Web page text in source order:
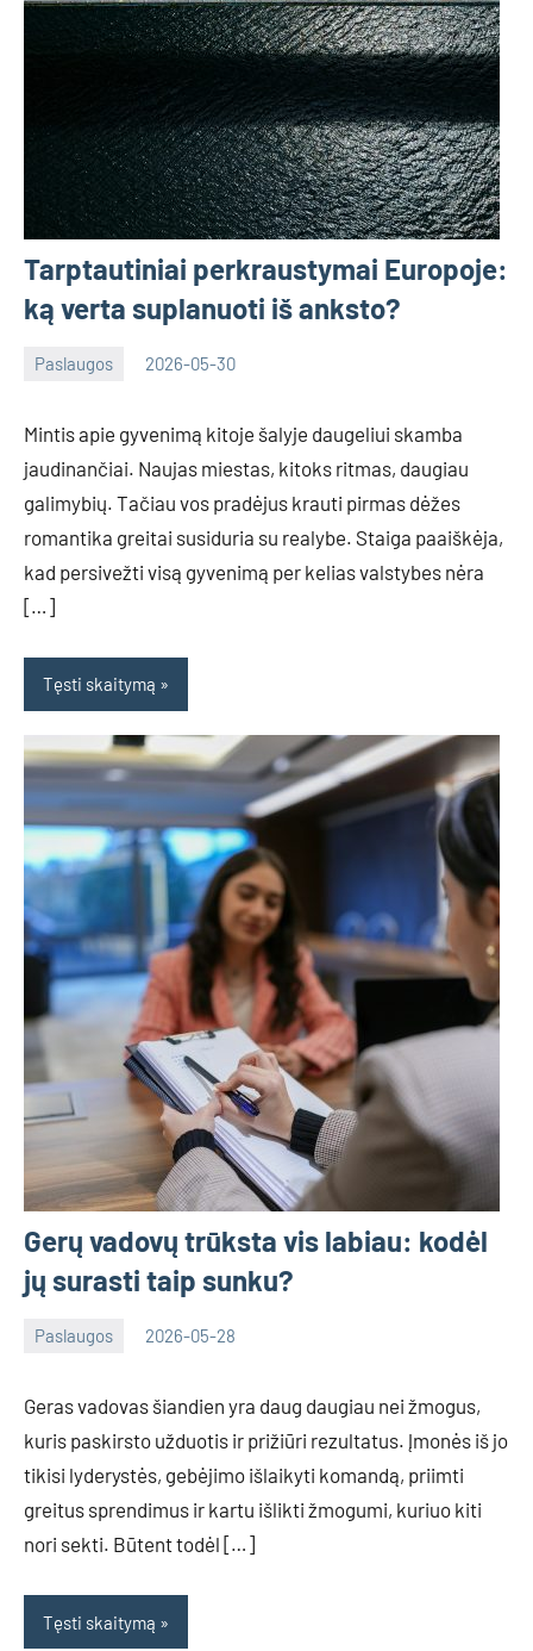
Tarptautiniai perkraustymai Europoje:
ką verta suplanuoti iš anksto?
Paslaugos 2026-05-30
Mintis apie gyvenimą kitoje šalyje daugeliui skamba
jaudinančiai. Naujas miestas, kitoks ritmas, daugiau
galimybių. Tačiau vos pradėjus krauti pirmas dėžes
romantika greitai susiduria su realybe. Staiga paaiškėja,
kad persivežti visą gyvenimą per kelias valstybes nėra
[…]
Tęsti skaitymą
Gerų vadovų trūksta vis labiau: kodėl
jų surasti taip sunku?
Paslaugos 2026-05-28
Geras vadovas šiandien yra daug daugiau nei žmogus,
kuris paskirsto užduotis ir prižiūri rezultatus. Įmonės iš jo
tikisi lyderystės, gebėjimo išlaikyti komandą, priimti
greitus sprendimus ir kartu išlikti žmogumi, kuriuo kiti
nori sekti. Būtent todėl […]
Tęsti skaitymą